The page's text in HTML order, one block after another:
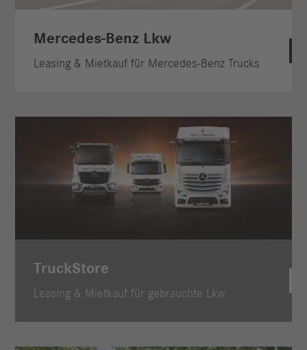
Mercedes-Benz Lkw
Leasing & Mietkauf für Mercedes-Benz Trucks
TruckStore
Leasing & Mietkauf für gebrauchte Lkw